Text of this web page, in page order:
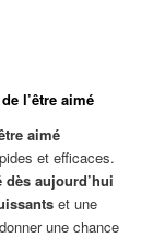
de l’être aimé
aimé
et efficaces.
dès aujourd’hui
et une
une chance